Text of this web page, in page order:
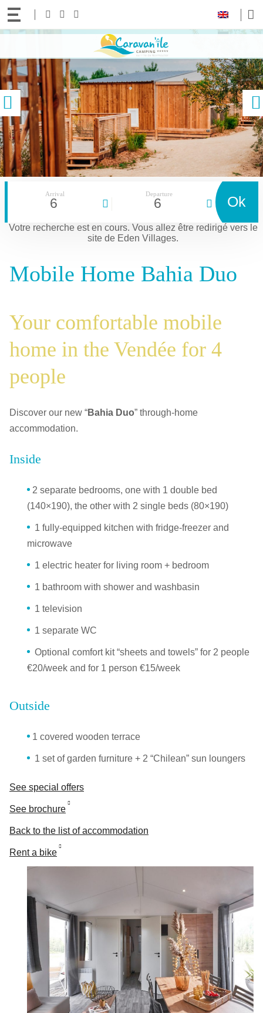
FollowFacebook
Instagram
language:
Access
previous
Arrival
6
Departure
6 Ok
Votre recherche est en cours. Vous allez être redirigé vers le
site de Eden Villages.
Mobile Home Bahia Duo
Your comfortable mobile
home in the Vendée for 4
people
Discover our new “Bahia Duo” through-home
accommodation.
Inside
2 separate bedrooms, one with 1 double bed
(140×190), the other with 2 single beds (80×190)
1 fully-equipped kitchen with fridge-freezer and
microwave
1 electric heater for living room + bedroom
1 bathroom with shower and washbasin
1 television
1 separate WC
Optional comfort kit “sheets and towels” for 2 people
€20/week and for 1 person €15/week
Outside
1 covered wooden terrace
1 set of garden furniture + 2 “Chilean” sun loungers
See special offers
See brochure
Back to the list of accommodation
Rent a bike